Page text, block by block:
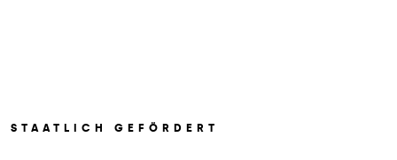
STAATLICH GEFÖRDERT